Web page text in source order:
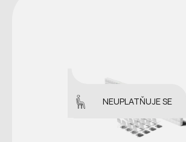
NEUPLATŇUJE SE